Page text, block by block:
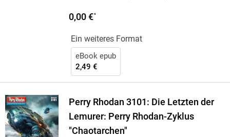
0,00 €*
Ein weiteres Format
eBook epub
2,49 €
Perry Rhodan 3101: Die Letzten der
Lemurer: Perry Rhodan-Zyklus
"Chaotarchen"